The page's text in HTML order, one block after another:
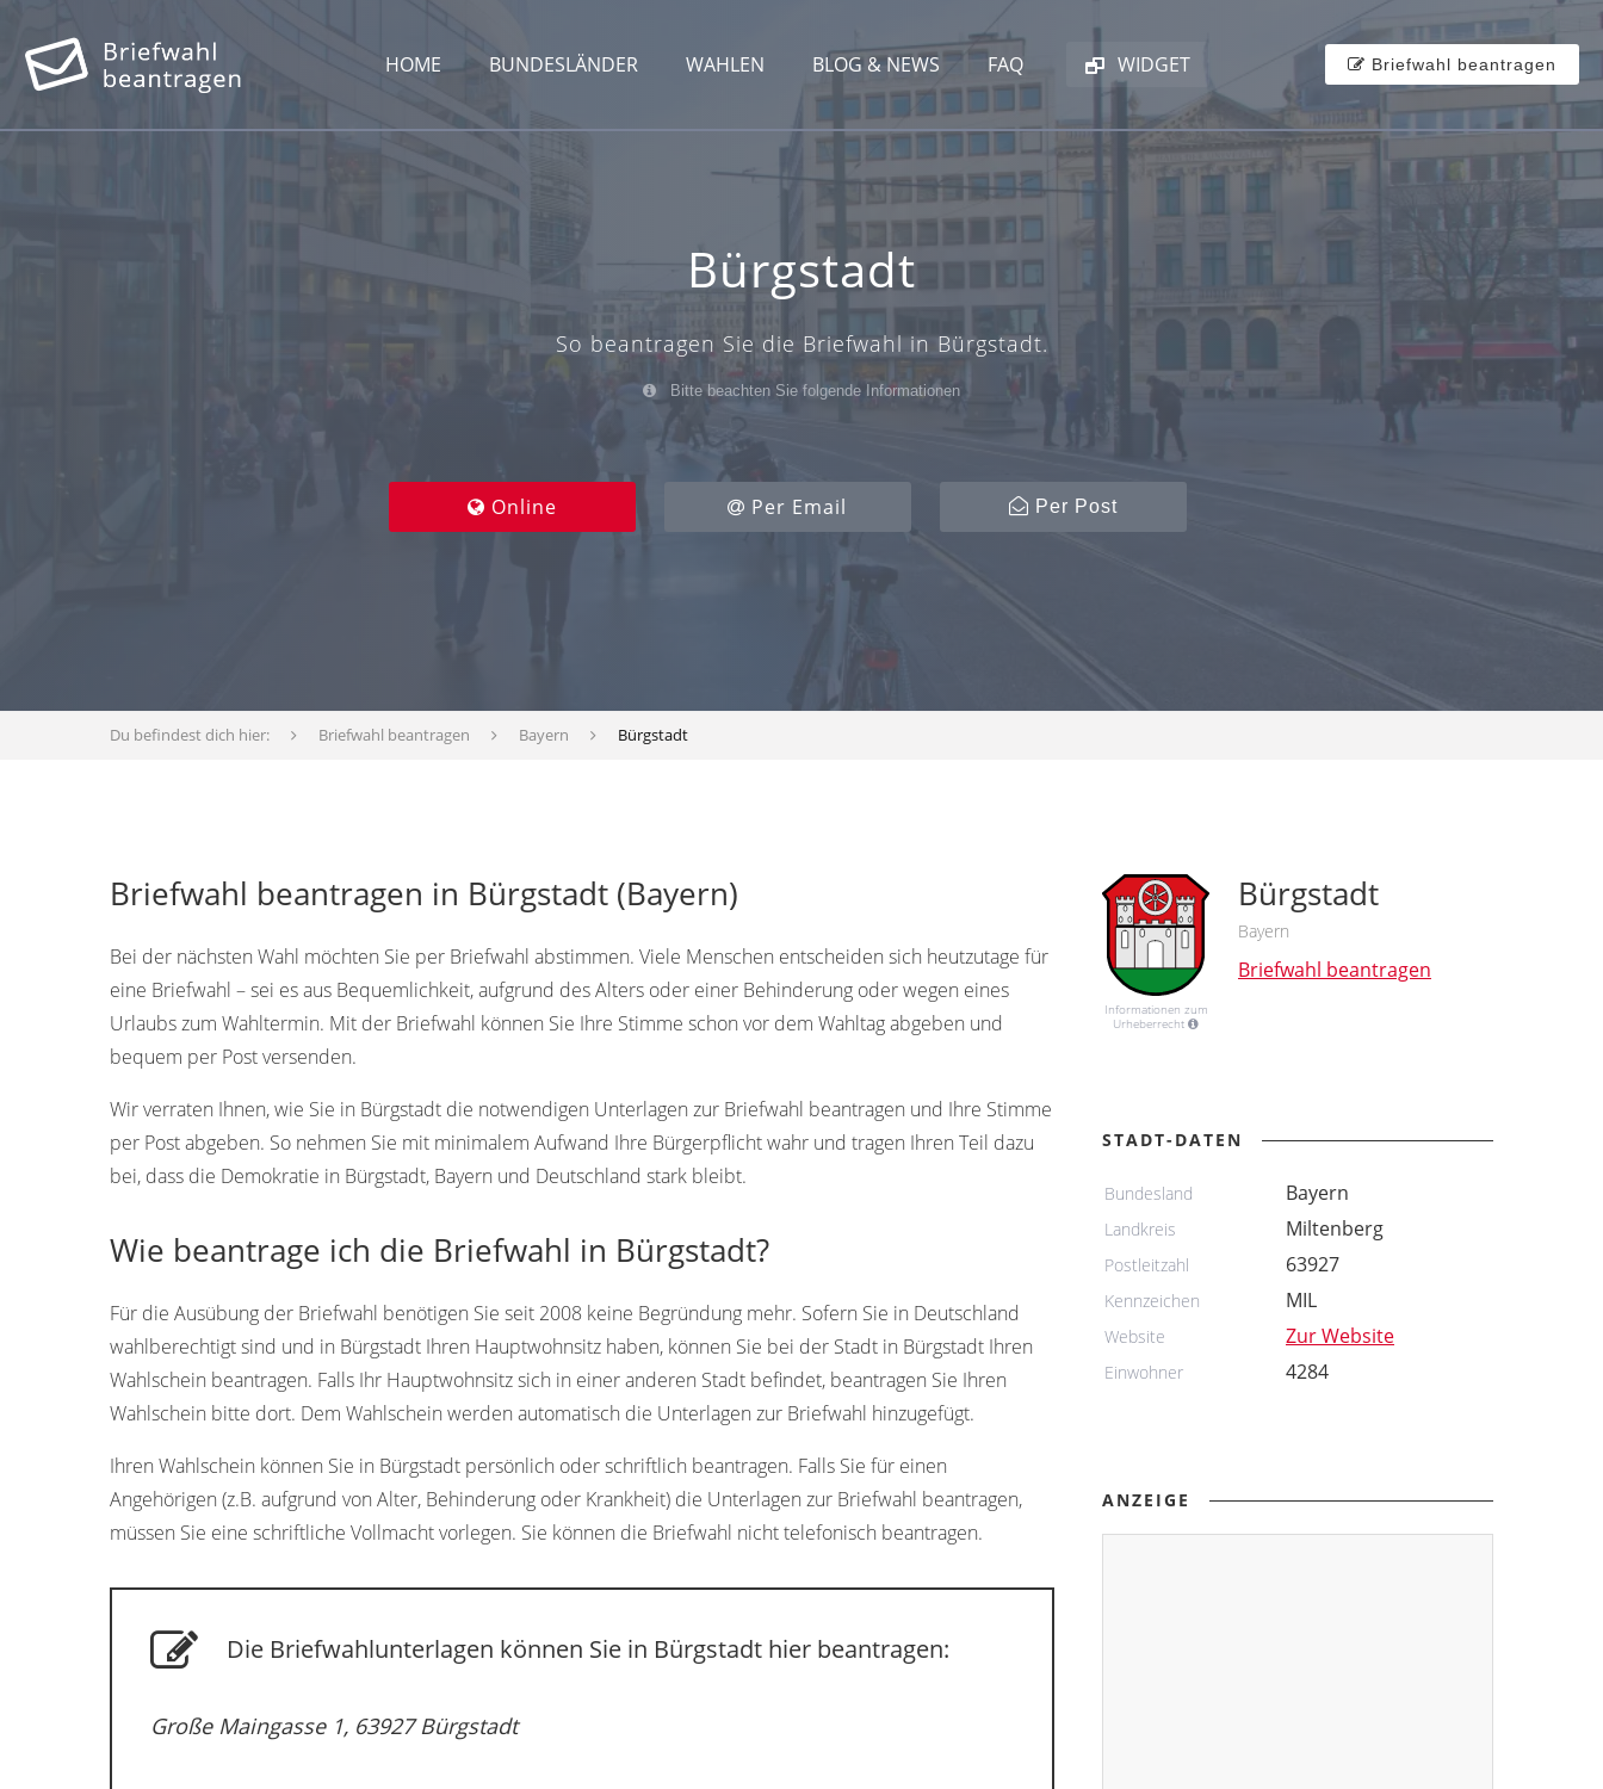
HOME BUNDESLÄNDER WAHLEN BLOG & NEWS FAQ WIDGET Briefwahl beantragen
Bürgstadt
So beantragen Sie die Briefwahl in Bürgstadt.
Bitte beachten Sie folgende Informationen
Online Per Email Per Post
Du befindest dich hier: Briefwahl beantragen Bayern Bürgstadt
Briefwahl beantragen in Bürgstadt (Bayern)
Bei der nächsten Wahl möchten Sie per Briefwahl abstimmen. Viele Menschen entscheiden sich heutzutage für
eine Briefwahl – sei es aus Bequemlichkeit, aufgrund des Alters oder einer Behinderung oder wegen eines
Urlaubs zum Wahltermin. Mit der Briefwahl können Sie Ihre Stimme schon vor dem Wahltag abgeben und
bequem per Post versenden.
Wir verraten Ihnen, wie Sie in Bürgstadt die notwendigen Unterlagen zur Briefwahl beantragen und Ihre Stimme
per Post abgeben. So nehmen Sie mit minimalem Aufwand Ihre Bürgerpflicht wahr und tragen Ihren Teil dazu
bei, dass die Demokratie in Bürgstadt, Bayern und Deutschland stark bleibt.
Wie beantrage ich die Briefwahl in Bürgstadt?
Für die Ausübung der Briefwahl benötigen Sie seit 2008 keine Begründung mehr. Sofern Sie in Deutschland
wahlberechtigt sind und in Bürgstadt Ihren Hauptwohnsitz haben, können Sie bei der Stadt in Bürgstadt Ihren
Wahlschein beantragen. Falls Ihr Hauptwohnsitz sich in einer anderen Stadt befindet, beantragen Sie Ihren
Wahlschein bitte dort. Dem Wahlschein werden automatisch die Unterlagen zur Briefwahl hinzugefügt.
Ihren Wahlschein können Sie in Bürgstadt persönlich oder schriftlich beantragen. Falls Sie für einen
Angehörigen (z.B. aufgrund von Alter, Behinderung oder Krankheit) die Unterlagen zur Briefwahl beantragen,
müssen Sie eine schriftliche Vollmacht vorlegen. Sie können die Briefwahl nicht telefonisch beantragen.
Die Briefwahlunterlagen können Sie in Bürgstadt hier beantragen:
Große Maingasse 1, 63927 Bürgstadt
Informationen zum
Urheberrecht
Bürgstadt
Bayern
Briefwahl beantragen
STADT-DATEN
Bundesland Bayern
Landkreis Miltenberg
Postleitzahl 63927
Kennzeichen MIL
Website Zur Website
Einwohner 4284
ANZEIGE